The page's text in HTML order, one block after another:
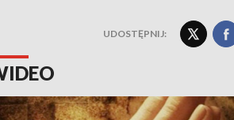
UDOSTĘPNIJ: